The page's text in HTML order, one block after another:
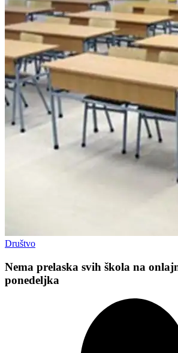
Društvo
Nema prelaska svih škola na
ponedeljka